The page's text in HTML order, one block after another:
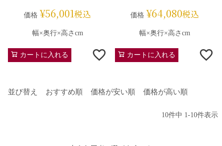
価格 ¥56,001税込
幅×奥行×高さcm
カートに入れる
価格 ¥64,080税込
幅×奥行×高さcm
カートに入れる
並び替え おすすめ順 価格が安い順 価格が高い順
10件中 1-10件表示